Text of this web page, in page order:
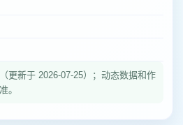
更新于 2026-07-25）；动态数据和作
。